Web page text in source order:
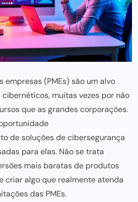
empresas (PMEs) são um alvo
muitas vezes por não
que as grandes corporações.
de soluções de cibersegurança
para elas. Não se trata
mais baratas de produtos
criar algo que realmente atenda
das PMEs.